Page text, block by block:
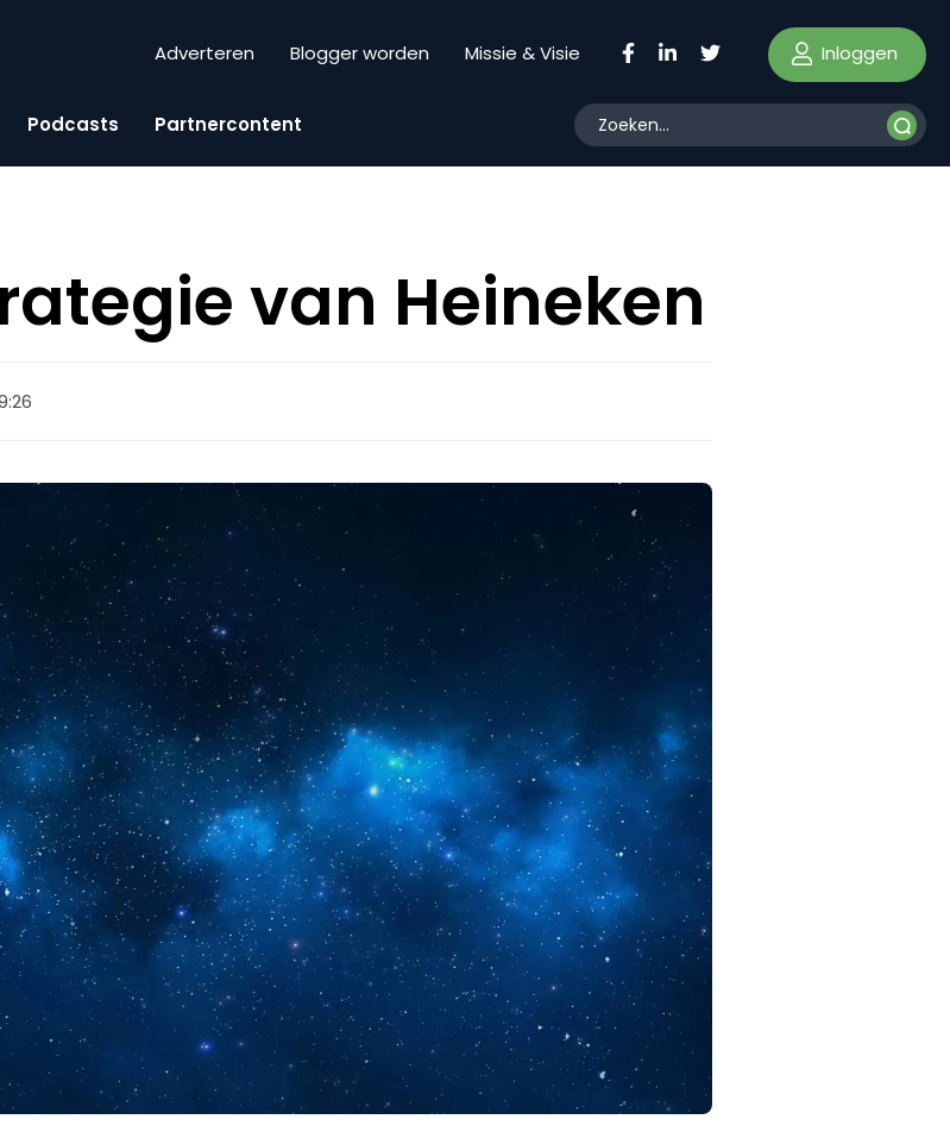
Adverteren Blogger worden Missie & Visie Inloggen
Podcasts Partnercontent
van Heineken